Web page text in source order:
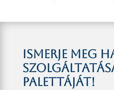
Ismerje meg
palettáját!